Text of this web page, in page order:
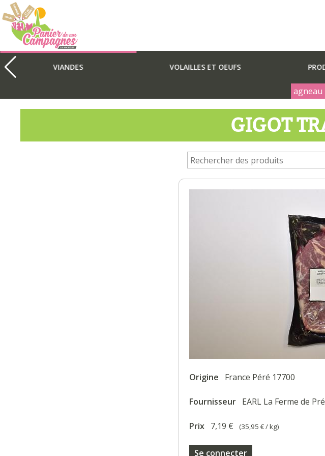
VIANDES VOLAILLES ET OEUFS
agneau
GIGOT
Origine France Péré 17700
Fournisseur EARL La Ferme de
Prix 7,19 € (35,95 €/ kg)
Se connecter